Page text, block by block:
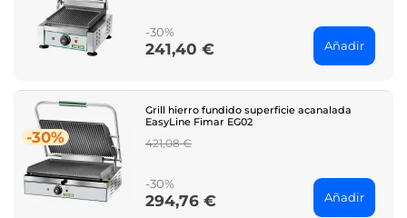
-30%
Price
241,40 € Añadir
-30%
Grill hierro fundido superficie acanalada
EasyLine Fimar EG02
Regular
421,08 €
-30%
Price
294,76 € Añadir